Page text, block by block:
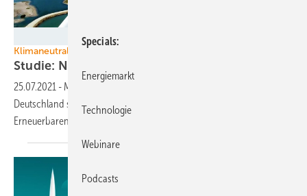
Klimaneutralität
Studie: Nur 6.000 Windenergieanlagen mehr
25.07.2021 - Mit nur 20 Prozent mehr Windturbinen als heute könnte
Deutschland sein Ziel der Klimaneutralität erreichen – belegt
Erneuerbaren-Verband LEE
Specials
Energiemarkt
Technologie
Webinare
Podcasts